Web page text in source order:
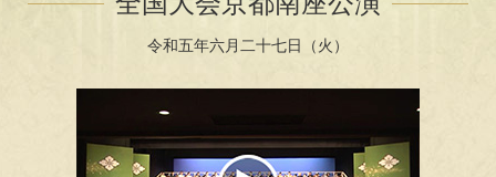
令和五年六月二十七日（火）